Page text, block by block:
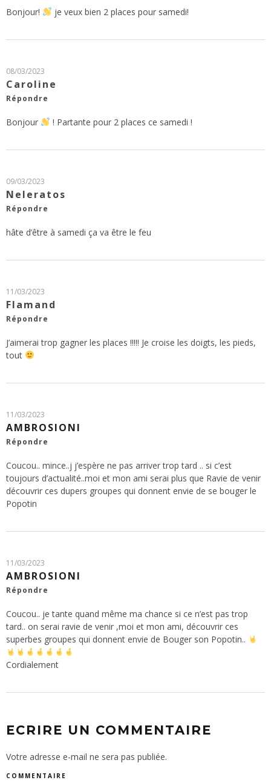
Bonjour! je veux bien 2 places pour samedi!
08/03/2023
Caroline
Répondre
Bonjour ! Partante pour 2 places ce samedi !
09/03/2023
Neleratos
Répondre
hâte d’être à samedi ça va être le feu
11/03/2023
Flamand
Répondre
J’aimerai trop gagner les places !!!!! Je croise les doigts, les pieds,
tout
11/03/2023
AMBROSIONI
Répondre
Coucou.. mince..j j’espère ne pas arriver trop tard .. si c’est
toujours d’actualité..moi et mon ami serai plus que Ravie de venir
découvrir ces dupers groupes qui donnent envie de se bouger le
Popotin
11/03/2023
AMBROSIONI
Répondre
Coucou.. je tante quand même ma chance si ce n’est pas trop
tard.. on serai ravie de venir ,moi et mon ami, découvrir ces
superbes groupes qui donnent envie de Bouger son Popotin..
Cordialement
ECRIRE UN COMMENTAIRE
Votre adresse e-mail ne sera pas publiée.
COMMENTAIRE